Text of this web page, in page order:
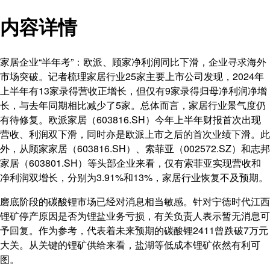
内容详情
家居企业“半年考”：欧派、顾家净利润同比下滑，企业寻求海外
市场突破。记者梳理家居行业25家主要上市公司发现，2024年
上半年有13家录得营收正增长，但仅有9家录得归母净利润净增
长，与去年同期相比减少了5家。总体而言，家居行业景气度仍
有待修复。欧派家居（603816.SH）今年上半年财报首次出现
营收、利润双下滑，同时亦是欧派上市之后的首次业绩下滑。此
外，从顾家家居（603816.SH）、索菲亚（002572.SZ）和志邦
家居（603801.SH）等头部企业来看，仅有索菲亚实现营收和
净利润双增长，分别为3.91%和13%，家居行业恢复不及预期。
磨底阶段的碳酸锂市场已经对消息相当敏感。针对宁德时代江西
锂矿停产原因是否为锂盐业务亏损，有关负责人表示暂无消息可
予回复。作为参考，代表着未来预期的碳酸锂2411曾跌破7万元
大关。从关键的锂矿供给来看，盐湖等低成本锂矿依然有利可
图。